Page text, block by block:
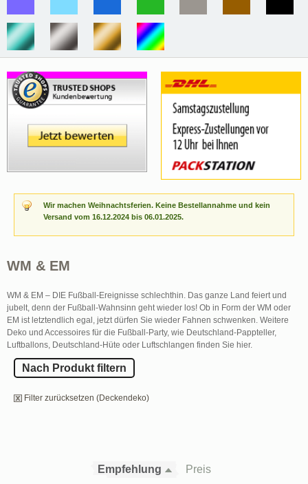
Wir machen Weihnachtsferien. Keine Bestellannahme und kein
Versand vom 16.12.2024 bis 06.01.2025.
WM & EM
WM & EM – DIE Fußball-Ereignisse schlechthin. Das ganze Land feiert und
jubelt, denn der Fußball-Wahnsinn geht wieder los! Ob in Form der WM oder
EM ist letztendlich egal, jetzt dürfen Sie wieder Fahnen schwenken. Weitere
Deko und Accessoires für die Fußball-Party, wie Deutschland-Pappteller,
Luftballons, Deutschland-Hüte oder Luftschlangen finden Sie hier.
Nach Produkt filtern
Filter zurücksetzen (Deckendeko)
Empfehlung Preis